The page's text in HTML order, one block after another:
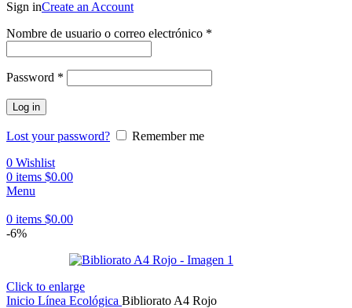
Sign inCreate an Account
Nombre de usuario o correo electrónico *
Password *
Log in
Lost your password?
Remember me
0 Wishlist
0 items $0.00
Menu
0 items $0.00
-6%
Click to enlarge
Inicio Línea Ecológica Bibliorato A4 Rojo